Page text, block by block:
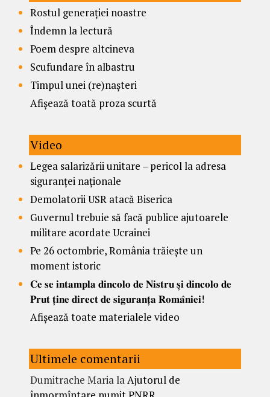
Rostul generației noastre
Îndemn la lectură
Poem despre altcineva
Scufundare în albastru
Timpul unei (re)nașteri
Afișează toată proza scurtă
Video
Legea salarizării unitare – pericol la adresa
siguranței naționale
Demolatorii USR atacă Biserica
Guvernul trebuie să facă publice ajutoarele
militare acordate Ucrainei
Pe 26 octombrie, România trăiește un
moment istoric
𝐂𝐞 𝐬𝐞 𝐢𝐧𝐭𝐚𝐦𝐩𝐥𝐚 𝐝𝐢𝐧𝐜𝐨𝐥𝐨 𝐝𝐞 𝐍𝐢𝐬𝐭𝐫𝐮 𝐬̦𝐢 𝐝𝐢𝐧𝐜𝐨𝐥𝐨 𝐝𝐞
𝐏𝐫𝐮𝐭 𝐭̦𝐢𝐧𝐞 𝐝𝐢𝐫𝐞𝐜𝐭 𝐝𝐞 𝐬𝐢𝐠𝐮𝐫𝐚𝐧𝐭̦𝐚 𝐑𝐨𝐦𝐚̂𝐧𝐢𝐞𝐢!
Afișează toate materialele video
Ultimele comentarii
Dumitrache MarialaAjutorul de